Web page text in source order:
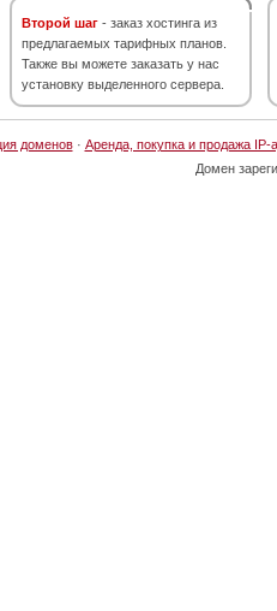
Второй шаг - заказ хостинга из
предлагаемых тарифных планов.
Также вы можете заказать у нас
установку выделенного сервера.
доменов· Аренда, покупка и продажа IP-
Домен